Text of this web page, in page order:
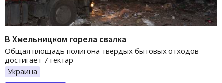
В Хмельницком горела свалка
Общая площадь полигона твердых бытовых отходов
достигает 7 гектар
Украина